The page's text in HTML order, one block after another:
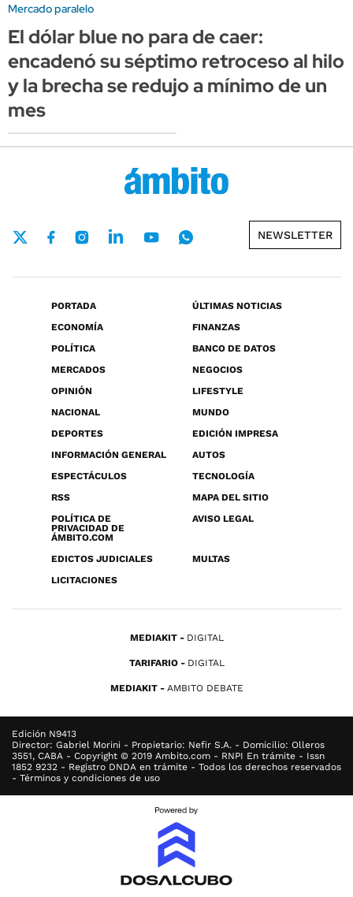
Mercado paralelo
El dólar blue no para de caer:
encadenó su séptimo retroceso al hilo
y la brecha se redujo a mínimo de un
mes
NEWSLETTER
PORTADA
ÚLTIMAS NOTICIAS
ECONOMÍA
FINANZAS
POLÍTICA
BANCO DE DATOS
MERCADOS
NEGOCIOS
OPINIÓN
LIFESTYLE
NACIONAL
MUNDO
DEPORTES
EDICIÓN IMPRESA
INFORMACIÓN GENERAL
AUTOS
ESPECTÁCULOS
TECNOLOGÍA
RSS
MAPA DEL SITIO
POLÍTICA DE
PRIVACIDAD DE
ÁMBITO.COM
AVISO LEGAL
EDICTOS JUDICIALES
MULTAS
LICITACIONES
MEDIAKIT DIGITAL
TARIFARIO DIGITAL
MEDIAKIT AMBITO DEBATE
Edición N9413
Director: Gabriel Morini - Propietario: Nefir S.A. - Domicilio: Olleros
3551, CABA - Copyright © 2019 Ambito.com - RNPI En trámite - Issn
1852 9232 - Registro DNDA en trámite - Todos los derechos reservados
- Términos y condiciones de uso